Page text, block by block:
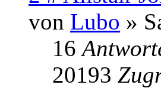
von Lubo »
16
20193